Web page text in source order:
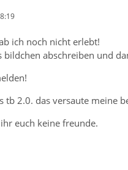
ich noch nicht erlebt!
bildchen abschreiben und
tb 2.0. das versaute meine
euch keine freunde.